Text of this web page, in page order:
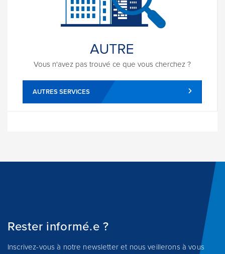
Vous n'avez pas trouvé ce que vous cherchez ?
AUTRES SERVICES
Rester informé.e ?
Inscrivez-vous à notre newsletter et nous veillerons à vous